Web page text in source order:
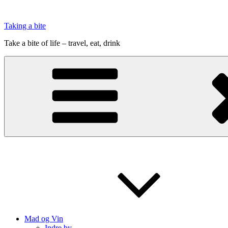
indhold
Taking a bite
Take a bite of life – travel, eat, drink
Mad og Vin